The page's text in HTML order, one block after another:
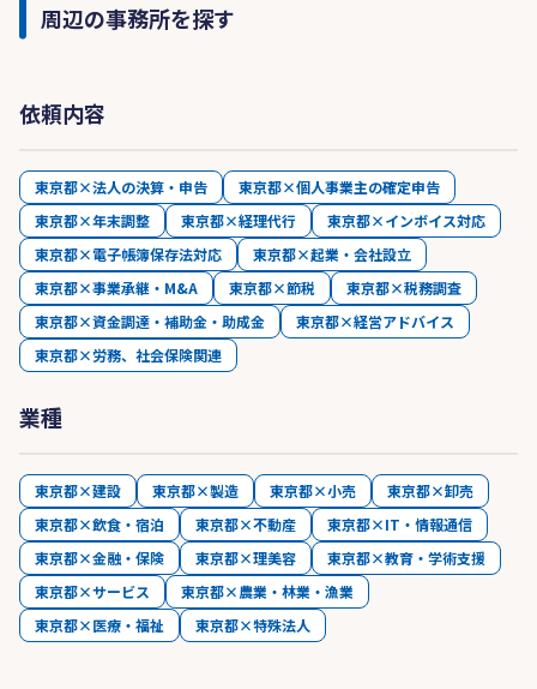
周辺の事務所を探す
依頼内容
東京都×法人の決算・申告
東京都×個人事業主の確定申告
東京都×年末調整
東京都×経理代行
東京都×インボイス対応
東京都×電子帳簿保存法対応
東京都×起業・会社設立
東京都×事業承継・M&A
東京都×節税
東京都×税務調査
東京都×資金調達・補助金・助成金
東京都×経営アドバイス
東京都×労務、社会保険関連
業種
東京都×建設 東京都×製造 東京都×小売
東京都×卸売
東京都×飲食・宿泊
東京都×不動産
東京都×IT・情報通信
東京都×金融・保険
東京都×理美容
東京都×教育・学術支援
東京都×サービス
東京都×農業・林業・漁業
東京都×医療・福祉
東京都×特殊法人